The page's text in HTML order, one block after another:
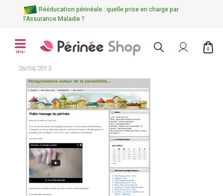
Rééducation périnéale : quelle prise en charge par
l'Assurance Maladie ?
MENU
0
26/04/2013